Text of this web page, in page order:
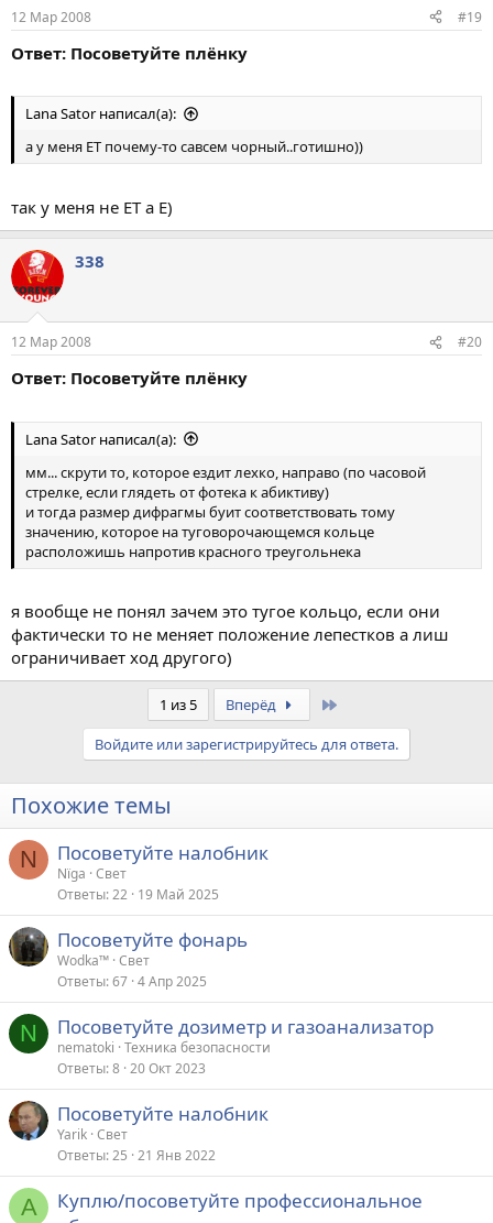
12 Мар 2008 #19
Ответ: Посоветуйте плёнку
Lana Sator написал(а):
а у меня ЕТ почему-то савсем чорный..готишно))
так у меня не ЕТ а Е)
338
12 Мар 2008 #20
Ответ: Посоветуйте плёнку
Lana Sator написал(а):
мм... скрути то, которое ездит лехко, направо (по часовой
стрелке, если глядеть от фотека к абиктиву)
и тогда размер дифрагмы буит соответствовать тому
значению, которое на туговорочающемся кольце
расположишь напротив красного треугольнека
я вообще не понял зачем это тугое кольцо, если они
фактически то не меняет положение лепестков а лиш
ограничивает ход другого)
1 из 5 Вперёд
Войдите или зарегистрируйтесь для ответа.
Похожие темы
N Посоветуйте налобник
Nïga Свет
Ответы 22 19 Май 2025
Посоветуйте фонарь
Wodka™ Свет
Ответы 67 4 Апр 2025
N Посоветуйте дозиметр и газоанализатор
nematoki Техника безопасности
Ответы 8 20 Окт 2023
Посоветуйте налобник
Yarik Свет
Ответы 25 21 Янв 2022
A
Куплю/посоветуйте профессиональное